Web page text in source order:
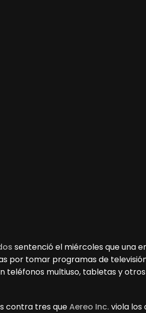
sentenció el miércoles que una
por tomar programas de
teléfonos multiuso, tabletas y
contra tres queAereo Inc. viola los